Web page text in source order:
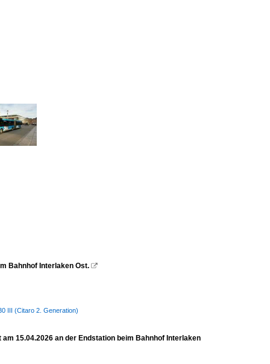
Bahnhof Interlaken Ost. 
III (Citaro 2. Generation)
15.04.2026 an der Endstation beim Bahnhof Interlaken